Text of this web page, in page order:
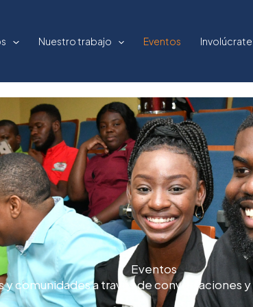
Nuestro trabajo Eventos Involúcrate
Eventos
ycomunidadesatravésdeconversaciones y